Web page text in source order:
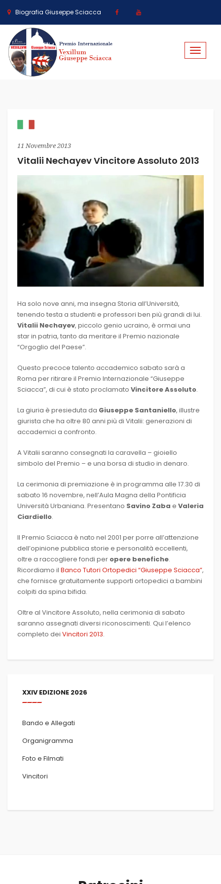
Biografia Giuseppe Sciacca
Toggle
11 Novembre 2013
Vitalii Nechayev Vincitore Assoluto 2013
Ha solo nove anni, ma insegna Storia all’Università,
tenendo testa a studenti e professori ben più grandi di lui.
Vitalii Nechayev, piccolo genio ucraino, è ormai una
star in patria, tanto da meritare il Premio nazionale
“Orgoglio del Paese”.
Questo precoce talento accademico sabato sarà a
Roma per ritirare il Premio Internazionale “Giuseppe
Sciacca”, di cui è stato proclamato Vincitore Assoluto.
La giuria è presieduta da Giuseppe Santaniello, illustre
giurista che ha oltre 80 anni più di Vitalii: generazioni di
accademici a confronto.
A Vitalii saranno consegnati la caravella – gioiello
simbolo del Premio – e una borsa di studio in denaro.
La cerimonia di premiazione è in programma alle 17.30 di
sabato 16 novembre, nell’Aula Magna della Pontificia
Università Urbaniana. Presentano Savino Zaba e Valeria
Ciardiello.
Il Premio Sciacca è nato nel 2001 per porre all’attenzione
dell’opinione pubblica storie e personalità eccellenti,
oltre a raccogliere fondi per opere benefiche.
Ricordiamo il Banco Tutori Ortopedici “Giuseppe Sciacca”,
che fornisce gratuitamente supporti ortopedici a bambini
colpiti da spina bifida.
Oltre al Vincitore Assoluto, nella cerimonia di sabato
saranno assegnati diversi riconoscimenti. Qui l’elenco
completo dei Vincitori 2013.
XXIV EDIZIONE 2026
Bando e Allegati
Organigramma
Foto e Filmati
Vincitori